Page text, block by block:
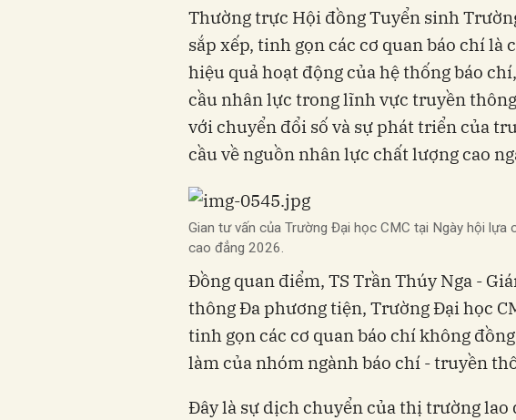
Thường trực Hội đồng Tuyển sinh
sắp xếp, tinh gọn các cơ quan báo chí là
hiệu quả hoạt động của hệ thống báo
cầu nhân lực trong lĩnh vực truyền
với chuyển đổi số và sự phát triển của
cầu về nguồn nhân lực chất lượng cao
Gian tư vấn của Trường Đại học CMC tại Ngày hội lựa
cao đẳng 2026.
Đồng quan điểm, TS Trần Thúy Nga -
thông Đa phương tiện, Trường Đại học
tinh gọn các cơ quan báo chí không
làm của nhóm ngành báo chí - truyền
Đây là sự dịch chuyển của thị trường lao